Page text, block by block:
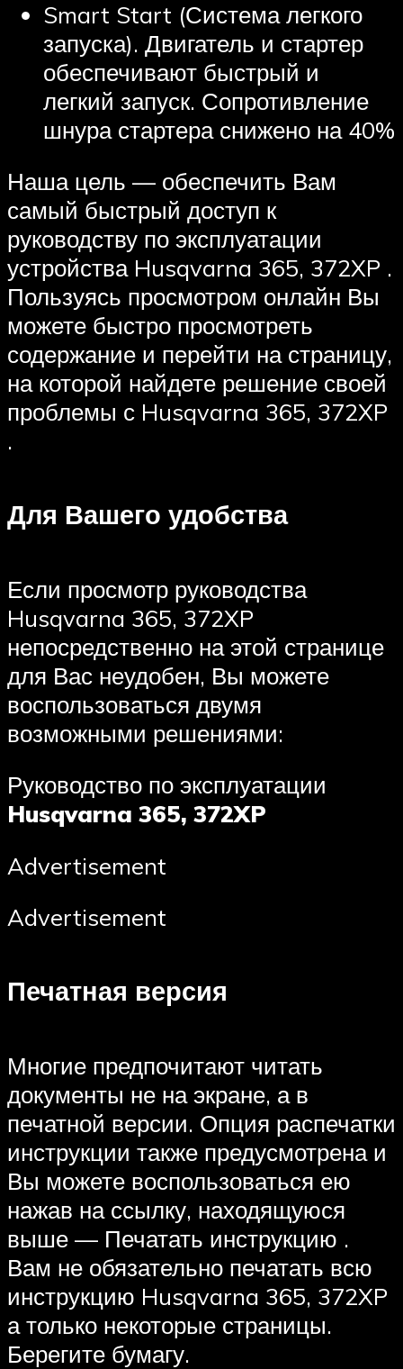
Smart Start (Система легкого
запуска). Двигатель и стартер
обеспечивают быстрый и
легкий запуск. Сопротивление
шнура стартера снижено на 40%
Наша цель — обеспечить Вам
самый быстрый доступ к
руководству по эксплуатации
устройства Husqvarna 365, 372XP .
Пользуясь просмотром онлайн Вы
можете быстро просмотреть
содержание и перейти на страницу,
на которой найдете решение своей
проблемы с Husqvarna 365, 372XP
.
Для Вашего удобства
Если просмотр руководства
Husqvarna 365, 372XP
непосредственно на этой странице
для Вас неудобен, Вы можете
воспользоваться двумя
возможными решениями:
Руководство по эксплуатации
Husqvarna 365, 372XP
Advertisement
Advertisement
Печатная версия
Многие предпочитают читать
документы не на экране, а в
печатной версии. Опция распечатки
инструкции также предусмотрена и
Вы можете воспользоваться ею
нажав на ссылку, находящуюся
выше — Печатать инструкцию .
Вам не обязательно печатать всю
инструкцию Husqvarna 365, 372XP
а только некоторые страницы.
Берегите бумагу.